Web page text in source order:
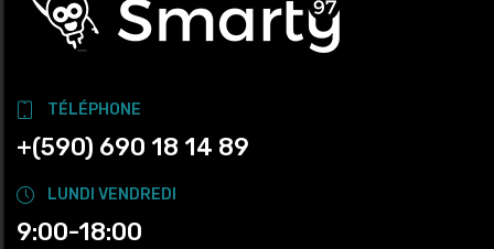
TÉLÉPHONE
+(590) 690 18 14 89
LUNDI VENDREDI
9:00-18:00